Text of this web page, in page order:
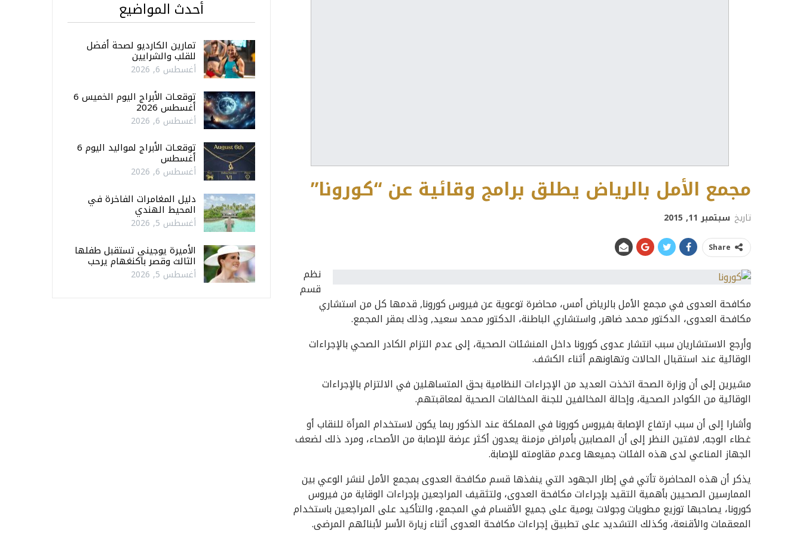
مجمع الأمل بالرياض يطلق برامج وقائية عن “كورونا”
تاريخ سبتمبر 11, 2015
Share
نظم
قسم
مكافحة العدوى في مجمع الأمل بالرياض أمس، محاضرة توعوية عن فيروس كورونا, قدمها كل من استشاري
مكافحة العدوى، الدكتور محمد ضاهر, واستشاري الباطنة، الدكتور محمد سعيد, وذلك بمقر المجمع.
وأرجع الاستشاريان سبب انتشار عدوى كورونا داخل المنشئات الصحية، إلى عدم التزام الكادر الصحي بالإجراءات
الوقائية عند استقبال الحالات وتهاونهم أثناء الكشف.
مشيرين إلى أن وزارة الصحة اتخذت العديد من الإجراءات النظامية بحق المتساهلين في الالتزام بالإجراءات
الوقائية من الكوادر الصحية، وإحالة المخالفين للجنة المخالفات الصحية لمعاقبتهم.
وأشارا إلى أن سبب ارتفاع الإصابة بفيروس كورونا في المملكة عند الذكور ربما يكون لاستخدام المرأة للنقاب أو
غطاء الوجه, لافتين النظر إلى أن المصابين بأمراض مزمنة يعدون أكثر عرضة للإصابة من الأصحاء، ومرد ذلك لضعف
الجهاز المناعي لدى هذه الفئات جميعها وعدم مقاومته للإصابة.
يذكر أن هذه المحاضرة تأتي في إطار الجهود التي ينفذها قسم مكافحة العدوى بمجمع الأمل لنشر الوعي بين
الممارسين الصحيين بأهمية التقيد بإجراءات مكافحة العدوى، ولتثقيف المراجعين بإجراءات الوقاية من فيروس
كورونا، يصاحبها توزيع مطويات وجولات يومية على جميع الأقسام في المجمع، والتأكيد على المراجعين باستخدام
المعقمات والأقنعة، وكذلك التشديد على تطبيق إجراءات مكافحة العدوى أثناء زيارة الأسر لأبنائهم المرضى.
أحدث المواضيع
تمارين الكارديو لصحة أفضل
للقلب والشرايين
أغسطس 6, 2026
توقعـات الأبراج اليوم الخميس 6
أغسطس 2026
أغسطس 6, 2026
توقعـات الأبراج لمواليد اليوم 6
أغسطس
أغسطس 6, 2026
دليل المغامرات الفاخرة في
المحيط الهندي
أغسطس 5, 2026
الأميرة يوجيني تستقبل طفلها
الثالث وقصر باكنغهام يرحب
أغسطس 5, 2026